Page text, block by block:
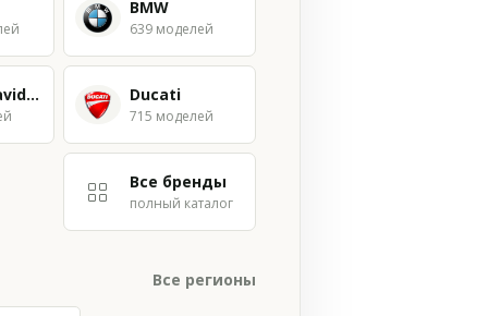
BMW
639 моделей
Harley Davidson Ducati
715 моделей
Все бренды
полный каталог
Все регионы